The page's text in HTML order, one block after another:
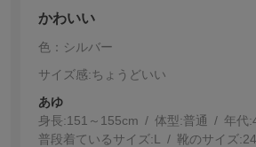
かわいい
色：シルバー
サイズ感:ちょうどいい
あゆ
身長:151～155cm 体型:普通 年代:
普段着ているサイズ:L 靴のサイズ: